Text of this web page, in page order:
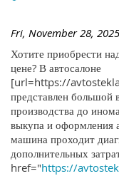
Fri, November 28,
Хотите приобрести
цене? В автосалоне
[url=https://
представлен
производства до
выкупа и оформления
машина проходит
дополнительных
href="https://